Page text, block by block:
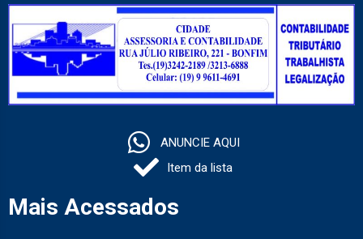
ANUNCIE AQUI
Item da lista
Mais Acessados